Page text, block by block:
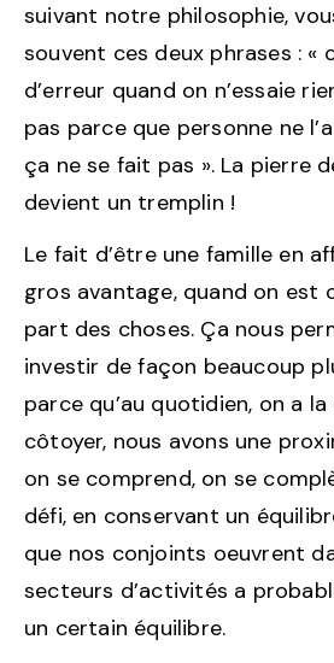
suivant notre philosophie,
souvent ces deux phrases : «
d’erreur quand on n’essaie
pas parce que personne ne
ça ne se fait pas ». La pierre
devient un tremplin !
Le fait d’être une famille en
gros avantage, quand on est
part des choses. Ça nous
investir de façon beaucoup
parce qu’au quotidien, on a
côtoyer, nous avons une
on se comprend, on se
défi, en conservant un
que nos conjoints oeuvrent
secteurs d’activités a
un certain équilibre.